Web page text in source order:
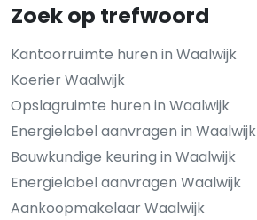
Zoek op trefwoord
Kantoorruimte huren in Waalwijk
Koerier Waalwijk
Opslagruimte huren in Waalwijk
Energielabel aanvragen in Waalwijk
Bouwkundige keuring in Waalwijk
Energielabel aanvragen Waalwijk
Aankoopmakelaar Waalwijk